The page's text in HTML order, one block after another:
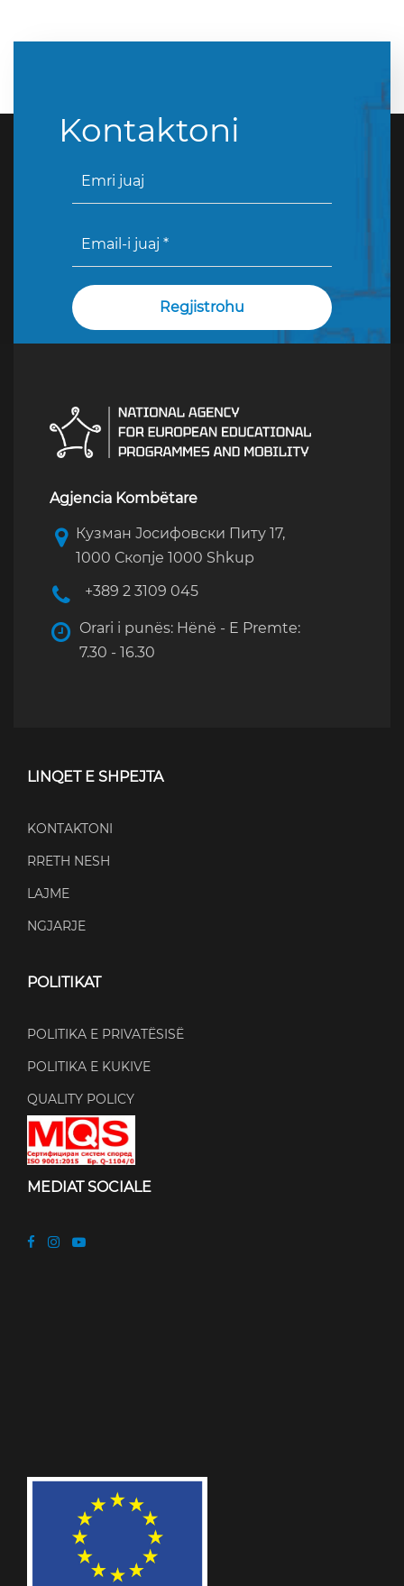
Kontaktoni
Agjencia Kombëtare
Кузман Јосифовски Питу 17,
1000 Скопје 1000 Shkup
+389 2 3109 045
Orari i punës: Hënë - E Premte:
7.30 - 16.30
LINQET E SHPEJTA
KONTAKTONI
RRETH NESH
LAJME
NGJARJE
POLITIKAT
POLITIKA E PRIVATËSISË
POLITIKA E KUKIVE
QUALITY POLICY
MEDIAT SOCIALE